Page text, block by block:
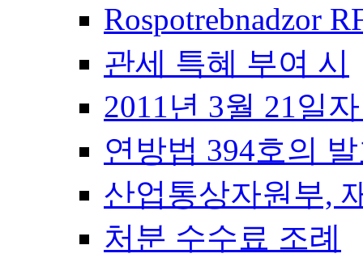
Rospotrebnadzor
관세 특혜 부여 시
2011년 3월 21일
연방법 394호의
산업통상자원부,
처분 수수료 조례